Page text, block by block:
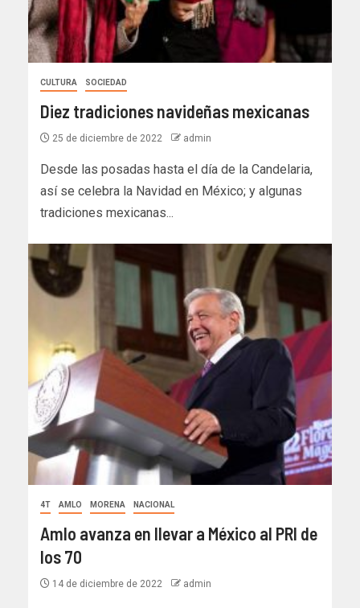
CULTURA SOCIEDAD
Diez tradiciones navideñas mexicanas
25 de diciembre de 2022 admin
Desde las posadas hasta el día de la Candelaria,
así se celebra la Navidad en México; y algunas
tradiciones mexicanas...
4T AMLO MORENA NACIONAL
Amlo avanza en llevar a México al PRI de
los 70
14 de diciembre de 2022 admin